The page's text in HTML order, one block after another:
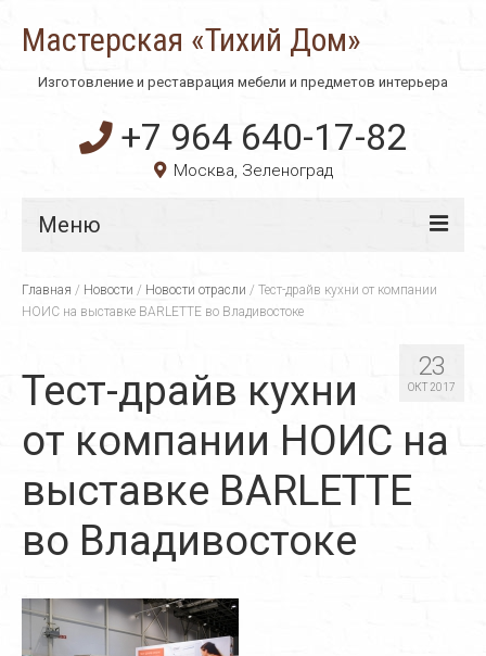
Мастерская «Тихий Дом»
Изготовление и реставрация мебели и предметов интерьера
+7 964 640-17-82
Москва, Зеленоград
Меню
Главная
Материалы
Услуги
Реставрация дверей
Реставрация стульев
Реставрация стола
Реставрация кресла
Главная / Новости / Новости отрасли / Тест-драйв кухни от компании
НОИС на выставке BARLETTE во Владивостоке
23
ОКТ 2017
Тест-драйв кухни
от компании НОИС на
выставке BARLETTE
во Владивостоке